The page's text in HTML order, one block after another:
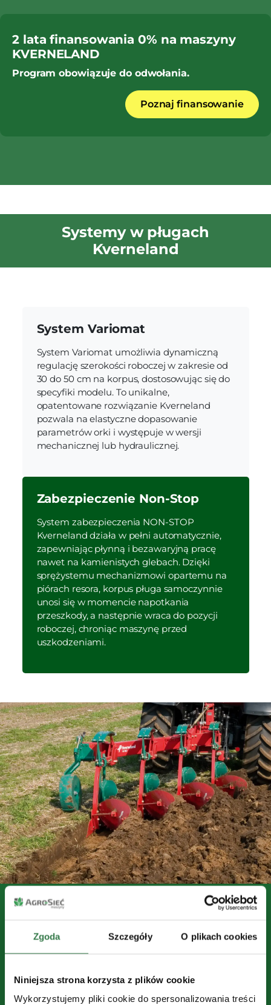
Zgoda Szczegóły O plikach cookies
Niniejsza strona korzysta z plików cookie
Wykorzystujemy pliki cookie do spersonalizowania treści
2 lata finansowania 0% na maszyny
KVERNELAND
Program obowiązuje do odwołania.
Poznaj finansowanie
Systemy w pługach
Kverneland
System Variomat
System Variomat umożliwia dynamiczną
regulację szerokości roboczej w zakresie od
30 do 50 cm na korpus, dostosowując się do
specyfiki modelu. To unikalne,
opatentowane rozwiązanie Kverneland
pozwala na elastyczne dopasowanie
parametrów orki i występuje w wersji
mechanicznej lub hydraulicznej.
Zabezpieczenie Non-Stop
System zabezpieczenia NON-STOP
Kverneland działa w pełni automatycznie,
zapewniając płynną i bezawaryjną pracę
nawet na kamienistych glebach. Dzięki
sprężystemu mechanizmowi opartemu na
piórach resora, korpus pługa samoczynnie
unosi się w momencie napotkania
przeszkody, a następnie wraca do pozycji
roboczej, chroniąc maszynę przed
uszkodzeniami.
Dlaczego pług Kverneland to
– Lekka konstrukcja zmniejsza obciążenia ciągnika
– Szybkie dostosowywanie szerokości roboczej